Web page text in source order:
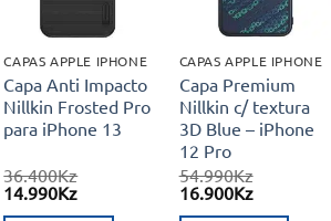
CAPAS APPLE IPHONE
Capa Anti Impacto
Nillkin Frosted Pro
para iPhone 13
36.400Kz
O
14.990KzO
CAPAS APPLE IPHONE
Capa Premium
Nillkin c/ textura
3D Blue – iPhone
12 Pro
54.990Kz
O
16.900KzO